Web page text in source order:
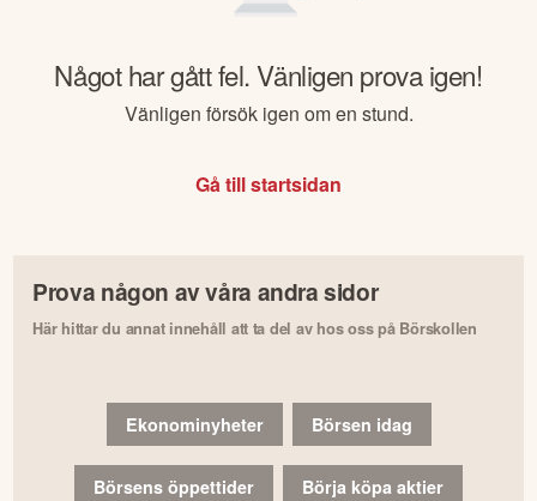
Något har gått fel. Vänligen prova igen!
Vänligen försök igen om en stund.
Gå till startsidan
Prova någon av våra andra sidor
Här hittar du annat innehåll att ta del av hos oss på Börskollen
Ekonominyheter Börsen idag
Börsens öppettider Börja köpa aktier